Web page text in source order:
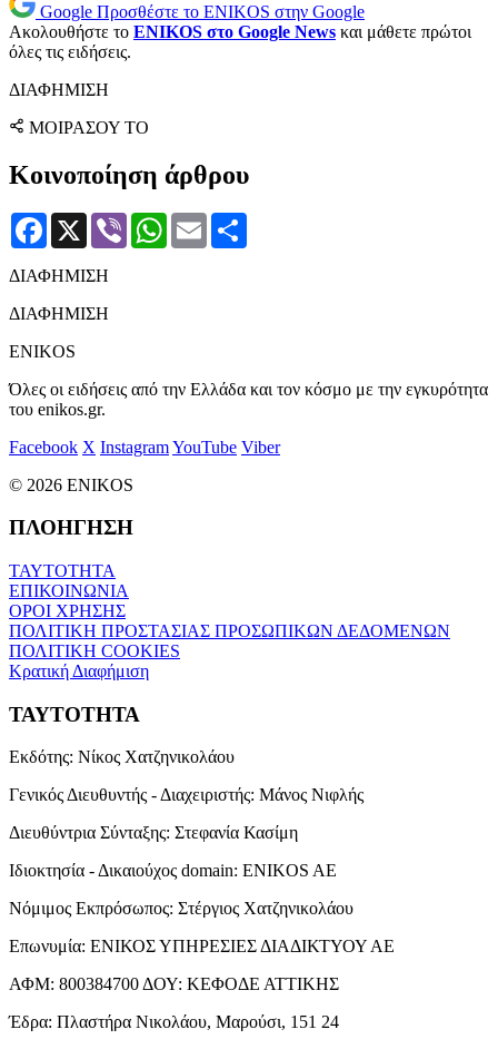
Google Προσθέστε το ENIKOS στην Google
Ακολουθήστε το ENIKOS στο Google News και μάθετε πρώτοι
όλες τις ειδήσεις.
ΔΙΑΦΗΜΙΣΗ
ΜΟΙΡΑΣΟΥ ΤΟ
Κοινοποίηση άρθρου
Facebook
X Viber WhatsApp
Email
ΔΙΑΦΗΜΙΣΗ
ΔΙΑΦΗΜΙΣΗ
ENIKOS
Όλες οι ειδήσεις από την Ελλάδα και τον κόσμο με την εγκυρότητα
του enikos.gr.
Facebook X InstagramYouTube Viber
© 2026 ENIKOS
ΠΛΟΗΓΗΣΗ
ΤΑΥΤΟΤΗΤΑ
ΕΠΙΚΟΙΝΩΝΙΑ
ΟΡΟΙ ΧΡΗΣΗΣ
ΠΟΛΙΤΙΚΗ ΠΡΟΣΤΑΣΙΑΣ ΠΡΟΣΩΠΙΚΩΝ ΔΕΔΟΜΕΝΩΝ
ΠΟΛΙΤΙΚΗ COOKIES
Κρατική Διαφήμιση
ΤΑΥΤΟΤΗΤΑ
Εκδότης: Νίκος Χατζηνικολάου
Γενικός Διευθυντής - Διαχειριστής: Μάνος Νιφλής
Διευθύντρια Σύνταξης: Στεφανία Κασίμη
Ιδιοκτησία - Δικαιούχος domain: ENIKOS AE
Νόμιμος Εκπρόσωπος: Στέργιος Χατζηνικολάου
Επωνυμία: ΕΝΙΚΟΣ ΥΠΗΡΕΣΙΕΣ ΔΙΑΔΙΚΤΥΟΥ ΑΕ
ΑΦΜ: 800384700 ΔΟΥ: ΚΕΦΟΔΕ ΑΤΤΙΚΗΣ
Έδρα: Πλαστήρα Νικολάου, Μαρούσι, 151 24